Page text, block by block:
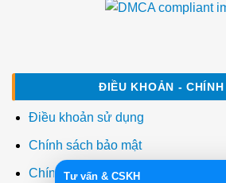
ĐIỀU KHOẢN - CHÍNH
Điều khoản sử dụng
Chính sách bảo mật
Chính sách thanh toán
Tư vấn & CSKH